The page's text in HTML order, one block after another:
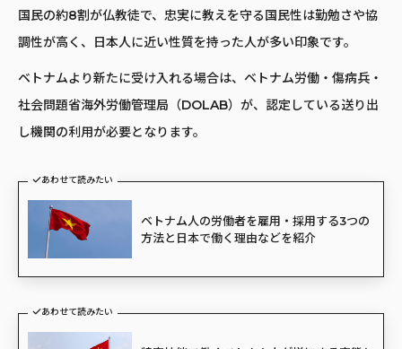
国民の約8割が仏教徒で、忠実に教えを守る国民性は勤勉さや協
調性が高く、日本人に近い性質を持った人が多い印象です。
ベトナムより新たに受け入れる場合は、ベトナム労働・傷病兵・
社会問題省海外労働管理局（DOLAB）が、認定している送り出
し機関の利用が必要となります。
あわせて読みたい
ベトナム人の労働者を雇用・採用する3つの
方法と日本で働く理由などを紹介
あわせて読みたい